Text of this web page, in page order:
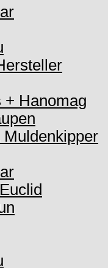
+ Hanomag
Muldenkipper